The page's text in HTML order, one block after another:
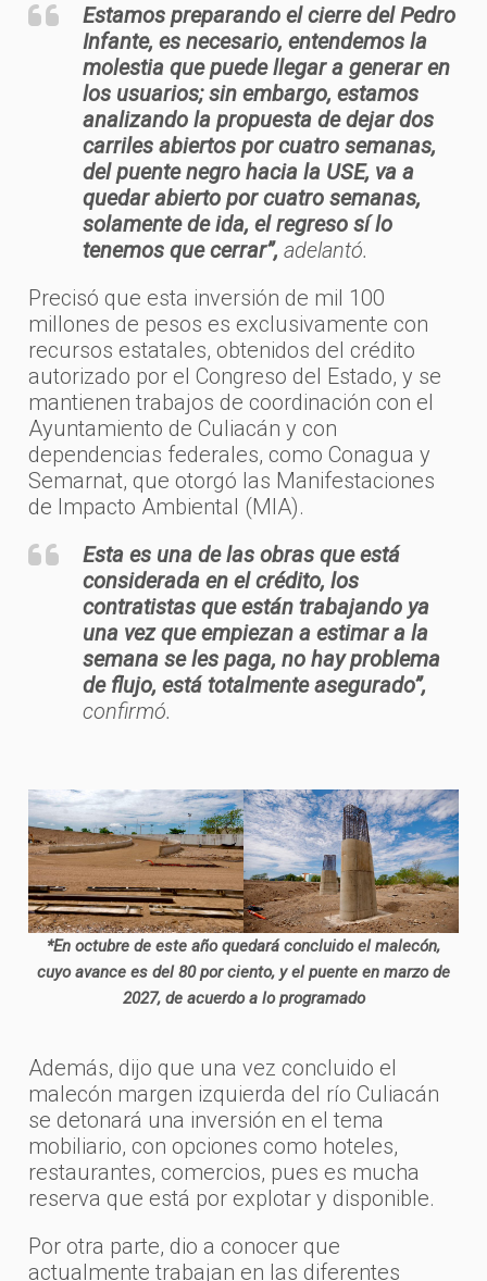
Estamos preparando el cierre del Pedro
Infante, es necesario, entendemos la
molestia que puede llegar a generar en
los usuarios; sin embargo, estamos
analizando la propuesta de dejar dos
carriles abiertos por cuatro semanas,
del puente negro hacia la USE, va a
quedar abierto por cuatro semanas,
solamente de ida, el regreso sí lo
tenemos que cerrar”, adelantó.
Precisó que esta inversión de mil 100
millones de pesos es exclusivamente con
recursos estatales, obtenidos del crédito
autorizado por el Congreso del Estado, y se
mantienen trabajos de coordinación con el
Ayuntamiento de Culiacán y con
dependencias federales, como Conagua y
Semarnat, que otorgó las Manifestaciones
de Impacto Ambiental (MIA).
Esta es una de las obras que está
considerada en el crédito, los
contratistas que están trabajando ya
una vez que empiezan a estimar a la
semana se les paga, no hay problema
de flujo, está totalmente asegurado”,
confirmó.
*En octubre de este año quedará concluido el malecón,
cuyo avance es del 80 por ciento, y el puente en marzo de
2027, de acuerdo a lo programado
Además, dijo que una vez concluido el
malecón margen izquierda del río Culiacán
se detonará una inversión en el tema
mobiliario, con opciones como hoteles,
restaurantes, comercios, pues es mucha
reserva que está por explotar y disponible.
Por otra parte, dio a conocer que
actualmente trabajan en las diferentes